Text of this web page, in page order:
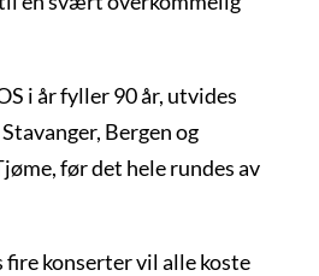
i år fyller 90 år, utvides
Bergen og
før det hele rundes av
konserter vil alle koste